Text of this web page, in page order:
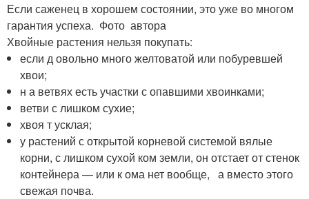
Если саженец в хорошем состоянии, это уже во многом
гарантия успеха. Фото автора
Хвойные растения нельзя покупать:
если д овольно много желтоватой или побуревшей
хвои;
н а ветвях есть участки с опавшими хвоинками;
ветви с лишком сухие;
хвоя т усклая;
у растений с открытой корневой системой вялые
корни, с лишком сухой ком земли, он отстает от стенок
контейнера — или к ома нет вообще, а вместо этого
свежая почва.